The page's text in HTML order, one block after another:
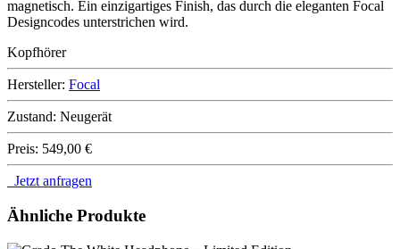
magnetisch. Ein einzigartiges Finish, das durch die eleganten Focal
Designcodes unterstrichen wird.
Kopfhörer
Hersteller: Focal
Zustand: Neugerät
Preis: 549,00 €
Jetzt anfragen
Ähnliche Produkte